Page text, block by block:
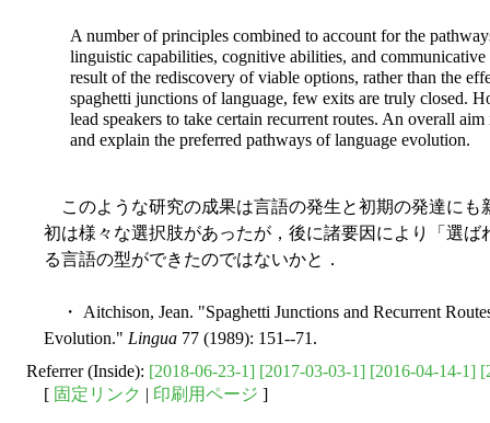
A number of principles combined to account for the
linguistic capabilities, cognitive abilities, and communicative
result of the rediscovery of viable options, rather than the
spaghetti junctions of language, few exits are truly closed.
lead speakers to take certain recurrent routes. An overall
and explain the preferred pathways of language evolution.
このような研究の成果は言語の発生と初期の発達にも
初は様々な選択肢があったが，後に諸要因により「選
る言語の型ができたのではないかと．
・ Aitchison, Jean. "Spaghetti Junctions and Recurrent
Evolution." Lingua 77 (1989): 151--71.
Referrer (Inside): [2018-06-23-1] [2017-03-03-1] [2016-04-14-1]
[ 固定リンク | 印刷用ページ ]